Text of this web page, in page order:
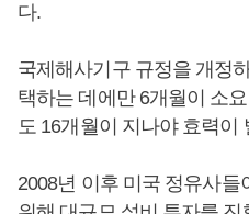
다.
국제해사기구 규정을 개정
택하는 데에만 6개월이 소
도 16개월이 지나야 효력이
2008년 이후 미국 정유사